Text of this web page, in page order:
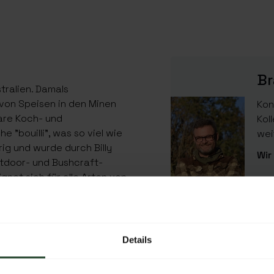
Details
Damals
Speisen in den Minen
Koch- und
"bouilli", was so viel wie
und wurde durch Billy
und Bushcraft-
sich für alle Arten von
Dämpfen, Kochen,
kann die Billy Can auch
als Teller oder kleine